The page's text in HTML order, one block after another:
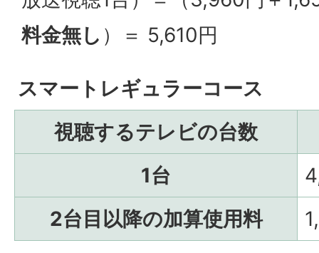
料金無し ）＝ 5,610円
スマートレギュラーコース
視聴するテレビの台数
1台
2台目以降の加算使用料